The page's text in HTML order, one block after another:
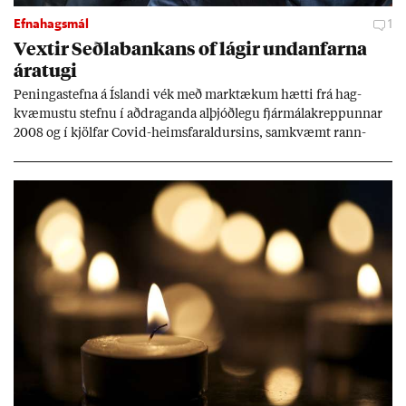
Efnahagsmál 1
Vext­ir Seðla­bank­ans of lág­ir und­an­farna
ára­tugi
Pen­inga­stefna á Ís­landi vék með mark­tæk­um hætti frá hag­
kvæm­ustu stefnu í að­drag­anda al­þjóð­legu fjár­málakrepp­unn­ar
2008 og í kjöl­far Covid-heims­far­ald­urs­ins, sam­kvæmt rann­